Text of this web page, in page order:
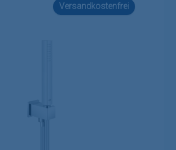
Versandkostenfrei